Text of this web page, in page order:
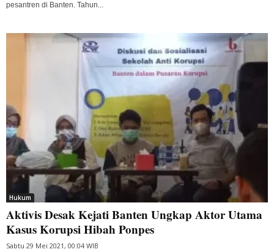
pesantren di Banten. Tahun...
Hukum
Aktivis Desak Kejati Banten Ungkap Aktor Utama
Kasus Korupsi Hibah Ponpes
Sabtu 29 Mei 2021, 00:04 WIB